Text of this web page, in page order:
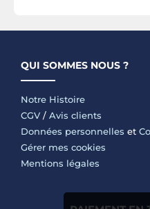
QUI SOMMES NOUS ?
Notre Histoire
CGV / Avis clients
Données personnelles et
Gérer mes cookies
Mentions légales